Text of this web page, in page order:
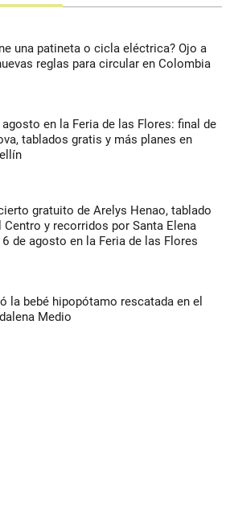
una patineta o cicla eléctrica? Ojo a
reglas para circular en Colombia
agosto en la Feria de las Flores: final de
tablados gratis y más planes en
gratuito de Arelys Henao, tablado
Centro y recorridos por Santa Elena
de agosto en la Feria de las Flores
la bebé hipopótamo rescatada en el
Medio